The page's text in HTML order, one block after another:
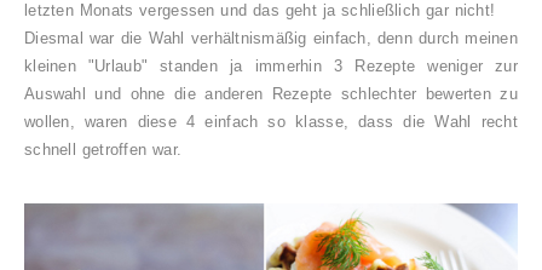
letzten Monats vergessen und das geht ja schließlich gar nicht!
Diesmal war die Wahl verhältnismäßig einfach, denn durch meinen
kleinen "Urlaub" standen ja immerhin 3 Rezepte weniger zur
Auswahl und ohne die anderen Rezepte schlechter bewerten zu
wollen, waren diese 4 einfach so klasse, dass die Wahl recht
schnell getroffen war.